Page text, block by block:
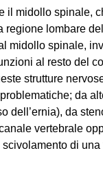
il midollo spinale,
lombare
midollo spinale,
al resto del
strutture
da
dell’ernia), da
vertebrale
di una